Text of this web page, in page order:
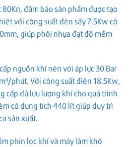
đảm bảo sản phẩm được tạo
với công suất đèn sấy 7.5Kw có
giúp phôi nhựa đạt độ mềm
nguồn khí nén với áp lực 30 Bar
phút. Với công suất điện 18.5Kw,
cấp đủ lưu lượng khí cho quá trình
có dung tích 440 lít giúp duy trì
sản xuất.
phin lọc khí và máy làm khô